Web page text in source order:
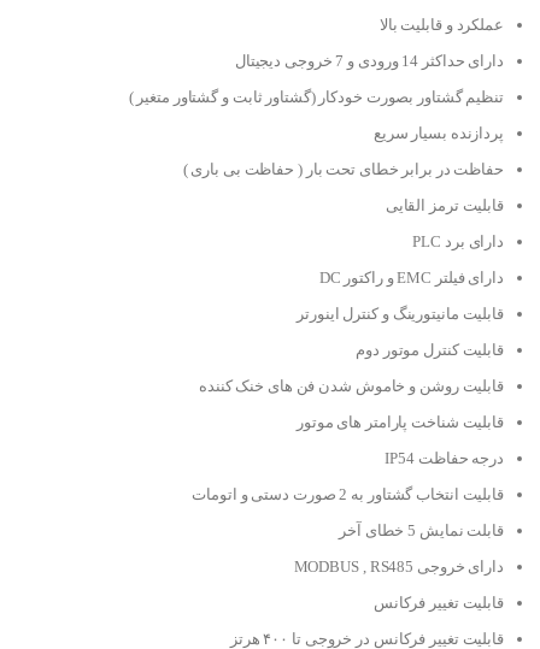
عملکرد و قابلیت بالا
دارای حداکثر 14 ورودی و 7 خروجی دیجیتال
تنظیم گشتاور بصورت خودکار (گشتاور ثابت و گشتاور متغیر )
پردازنده بسیار سریع
حفاظت در برابر خطای تحت بار ( حفاظت بی باری )
قابلیت ترمز القایی
دارای برد PLC
دارای فیلتر EMC و راکتور DC
قابلیت مانیتورینگ و کنترل اینورتر
قابلیت کنترل موتور دوم
قابلیت روشن و خاموش شدن فن های خنک کننده
قابلیت شناخت پارامتر های موتور
درجه حفاظت IP54
قابلیت انتخاب گشتاور به 2 صورت دستی و اتومات
قابلت نمایش 5 خطای آخر
دارای خروجی MODBUS , RS485
قابلیت تغییر فرکانس
قابلیت تغییر فرکانس در خروجی تا ۴۰۰ هرتز